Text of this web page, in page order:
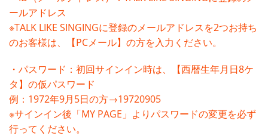
ールアドレス
※TALK LIKE SINGINGに登録のメールアドレスを2つお持ち
のお客様は、【PCメール】の方を入力ください。
・パスワード：初回サインイン時は、【西暦生年月日8ケ
タ】の仮パスワード
例：1972年9月5日の方→19720905
※サインイン後「MY PAGE」よりパスワードの変更を必ず
行ってください。